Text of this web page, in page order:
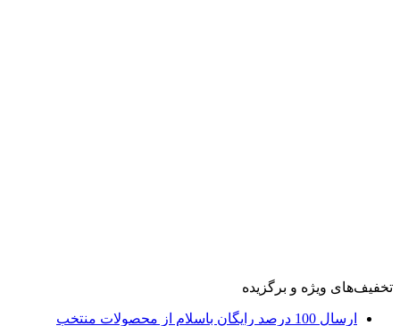
تخفیف‌های ویژه و برگزیده
ارسال 100 درصد رایگان باسلام از محصولات منتخب